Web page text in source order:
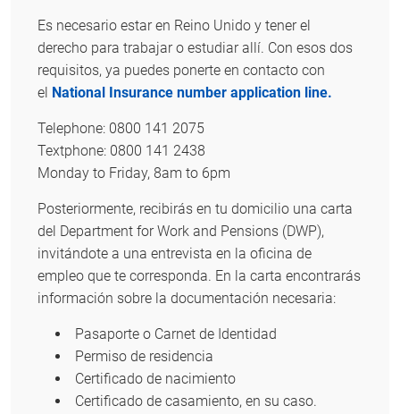
Es necesario estar en Reino Unido y tener el
derecho para trabajar o estudiar allí. Con esos dos
requisitos, ya puedes ponerte en contacto con
el National Insurance number application line.
Telephone: 0800 141 2075
Textphone: 0800 141 2438
Monday to Friday, 8am to 6pm
Posteriormente, recibirás en tu domicilio una carta
del Department for Work and Pensions (DWP),
invitándote a una entrevista en la oficina de
empleo que te corresponda. En la carta encontrarás
información sobre la documentación necesaria:
Pasaporte o Carnet de Identidad
Permiso de residencia
Certificado de nacimiento
Certificado de casamiento, en su caso.